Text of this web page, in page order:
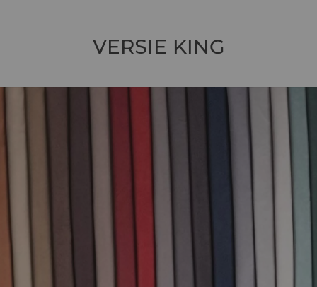
VERSIE KING